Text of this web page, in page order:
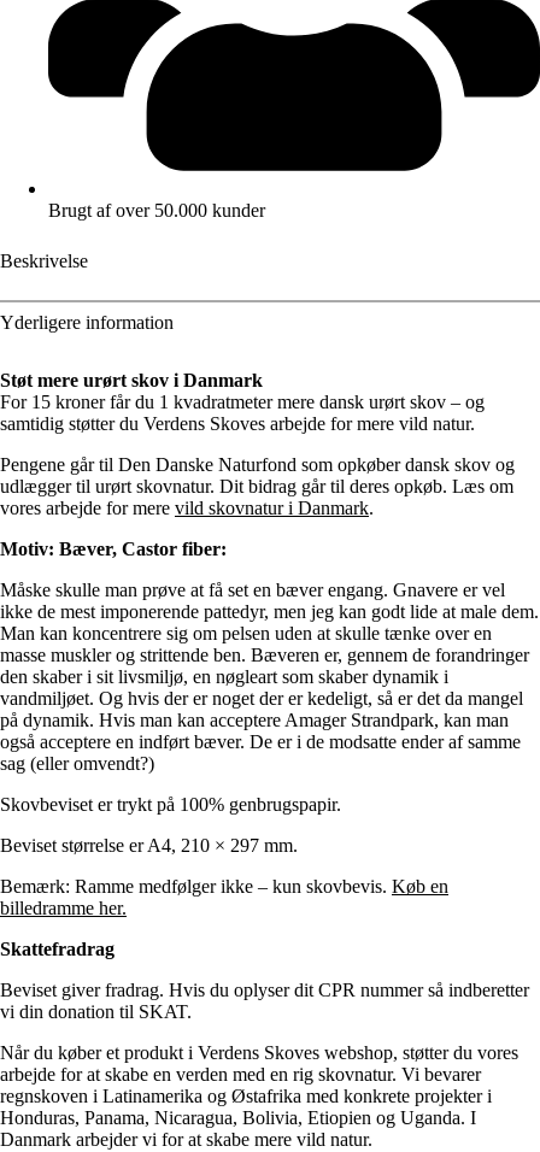
Brugt af over 50.000 kunder
Beskrivelse
Yderligere information
Støt mere urørt skov i Danmark
For 15 kroner får du 1 kvadratmeter mere dansk urørt skov – og
samtidig støtter du Verdens Skoves arbejde for mere vild natur.
Pengene går til Den Danske Naturfond som opkøber dansk skov og
udlægger til urørt skovnatur. Dit bidrag går til deres opkøb. Læs om
vores arbejde for mere vild skovnatur i Danmark.
Motiv: Bæver, Castor fiber:
Måske skulle man prøve at få set en bæver engang. Gnavere er vel
ikke de mest imponerende pattedyr, men jeg kan godt lide at male dem.
Man kan koncentrere sig om pelsen uden at skulle tænke over en
masse muskler og strittende ben. Bæveren er, gennem de forandringer
den skaber i sit livsmiljø, en nøgleart som skaber dynamik i
vandmiljøet. Og hvis der er noget der er kedeligt, så er det da mangel
på dynamik. Hvis man kan acceptere Amager Strandpark, kan man
også acceptere en indført bæver. De er i de modsatte ender af samme
sag (eller omvendt?)
Skovbeviset er trykt på 100% genbrugspapir.
Beviset størrelse er A4, 210 × 297 mm.
Bemærk: Ramme medfølger ikke – kun skovbevis. Køb en
billedramme her.
Skattefradrag
Beviset giver fradrag. Hvis du oplyser dit CPR nummer så indberetter
vi din donation til SKAT.
Når du køber et produkt i Verdens Skoves webshop, støtter du vores
arbejde for at skabe en verden med en rig skovnatur. Vi bevarer
regnskoven i Latinamerika og Østafrika med konkrete projekter i
Honduras, Panama, Nicaragua, Bolivia, Etiopien og Uganda. I
Danmark arbejder vi for at skabe mere vild natur.